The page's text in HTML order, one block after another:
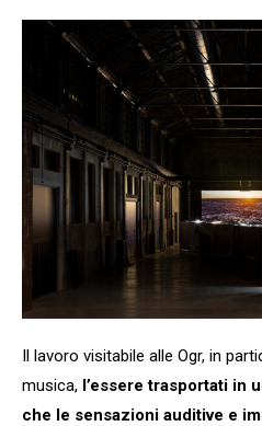
Il lavoro visitabile alle Ogr, in
musica, l’essere trasportati in
che le sensazioni auditive e